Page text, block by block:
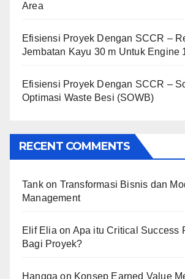
Area
Efisiensi Proyek Dengan SCCR –
Jembatan Kayu 30 m Untuk Engine
Efisiensi Proyek Dengan SCCR –
Optimasi Waste Besi (SOWB)
RECENT COMMENTS
Tankon Transformasi Bisnis dan
Management
Elif Eliaon Apa itu Critical Success
Bagi Proyek?
Hangga on Konsep Earned Value